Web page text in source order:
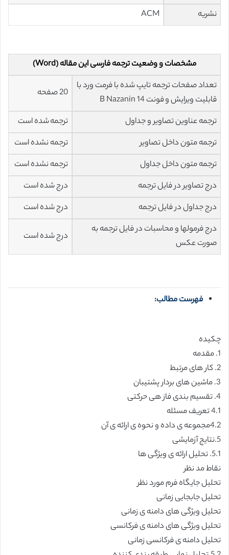
نشریه ACM
مشخصات و وضعیت ترجمه فارسی این مقاله (Word)
تعداد صفحات ترجمه تایپ شده با فرمت ورد با
قابلیت ویرایش و فونت 14 B Nazanin
20 صفحه
ترجمه عناوین تصاویر و جداول
ترجمه شده است
ترجمه متون داخل تصاویر
ترجمه نشده است
ترجمه متون داخل جداول
ترجمه نشده است
درج تصاویر در فایل ترجمه
درج شده است
درج جداول در فایل ترجمه
درج شده است
درج فرمولها و محاسبات در فایل ترجمه به
صورت عکس
درج شده است
فهرست مطالب:
چکیده
1. مقدمه
2. کار های مرتبط
3. ماشین های بردار پشتیبان
4. تقسیم بندی فاز هی حرکتی
4.1 تعریف مسئله
4.2مجموعه ی داده و نحوه ی ارائه ی آن
5.نتایج آزمایشی
5.1. تحلیل ارائه ی ویژگی ها
نقاط مد نظر
تحلیل جایگاه فرم مورد نظر
تحلیل جابجایی زمانی
تحلیل ویژگی های دامنه ی زمانی
تحلیل ویژگی های دامنه ی فرکانسی
تحلیل دامنه ی فرکانسی زمانی